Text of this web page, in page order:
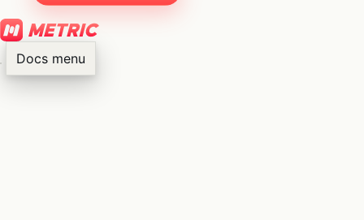
Docs menu